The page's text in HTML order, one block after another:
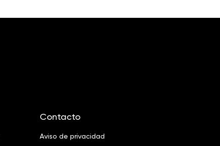
Contacto
Aviso de privacidad